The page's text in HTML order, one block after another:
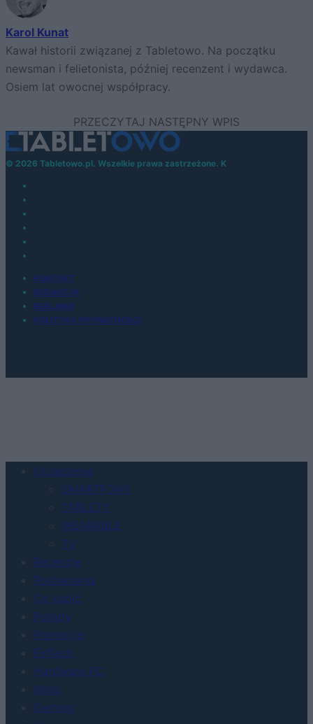
Karol Kunat
Kawał historii związanej z Tabletowo. Na początku
newsman i felietonista, później recenzent i wydawca.
Osiem lat owocnej współpracy.
© 2026 Tabletowo.pl. Wszelkie prawa zastrzeżone. K
KONTAKT
REDAKCJA
REKLAMA
POLITYKA PRYWATNOŚCI
Urządzenia
SMARTFONY
TABLETY
WEARABLE
TV
Recenzje
Porównania
Co kupić
Porady
Promocje
FinTech
Hardware PC
Moto
Gaming